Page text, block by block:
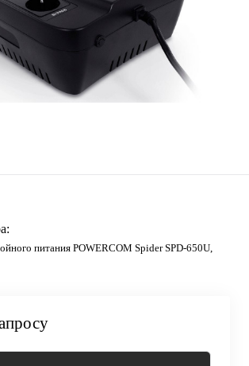
питания POWERCOM Spider SPD-650U,